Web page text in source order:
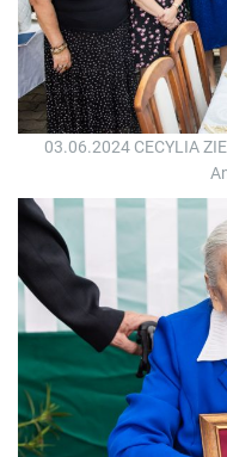
03.06.2024 CECYLIA